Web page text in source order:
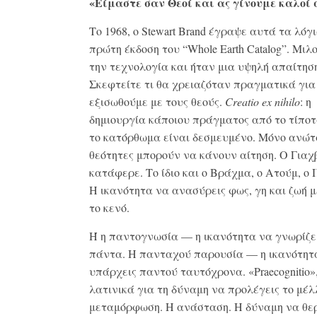
Το 1968, ο Stewart Brand έγραψε αυτά τα
πρώτη έκδοση του “Whole Earth Catalog”.
την τεχνολογία και ήταν μια υψηλή
Σκεφτείτε τι θα χρειαζόταν πραγματικά
εξισωθούμε με τους θεούς. Creatio ex nihilo: η
δημιουργία κάποιου πράγματος από το
το κατόρθωμα είναι δεσμευμένο. Μόνο
θεότητες μπορούν να κάνουν αίτηση. Ο
κατάφερε. Το ίδιο και ο Βράχμα, ο Ατούμ, ο
Η ικανότητα να ανασύρεις φως, γη και ζωή
το κενό.
Ή η παντογνωσία — η ικανότητα να
πάντα. Η πανταχού παρουσία — η
υπάρχεις παντού ταυτόχρονα.
λατινικά για τη δύναμη να προλέγεις το
μεταμόρφωση. Η ανάσταση. Η δύναμη να